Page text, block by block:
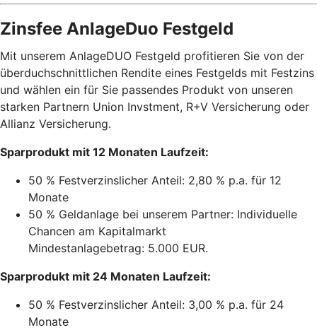
Zinsfee AnlageDuo Festgeld
Mit unserem AnlageDUO Festgeld profitieren Sie von der
überduchschnittlichen Rendite eines Festgelds mit Festzins
und wählen ein für Sie passendes Produkt von unseren
starken Partnern Union Invstment, R+V Versicherung oder
Allianz Versicherung.
Sparprodukt mit 12 Monaten Laufzeit:
50 % Festverzinslicher Anteil: 2,80 % p.a. für 12
Monate
50 % Geldanlage bei unserem Partner: Individuelle
Chancen am Kapitalmarkt
Mindestanlagebetrag: 5.000 EUR.
Sparprodukt mit 24 Monaten Laufzeit:
50 % Festverzinslicher Anteil: 3,00 % p.a. für 24
Monate